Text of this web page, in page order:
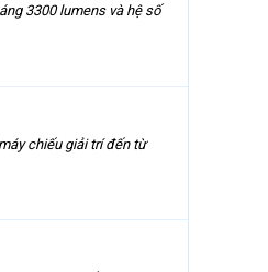
3300 lumens và hệ số
chiếu giải trí đến từ